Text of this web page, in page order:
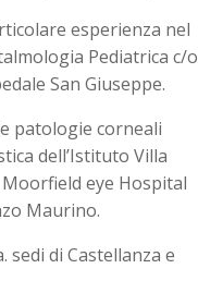
esperienza nel
Pediatrica c/o
San Giuseppe.
patologie corneali
dell’Istituto Villa
eye Hospital
Maurino.
sedi di Castellanza e